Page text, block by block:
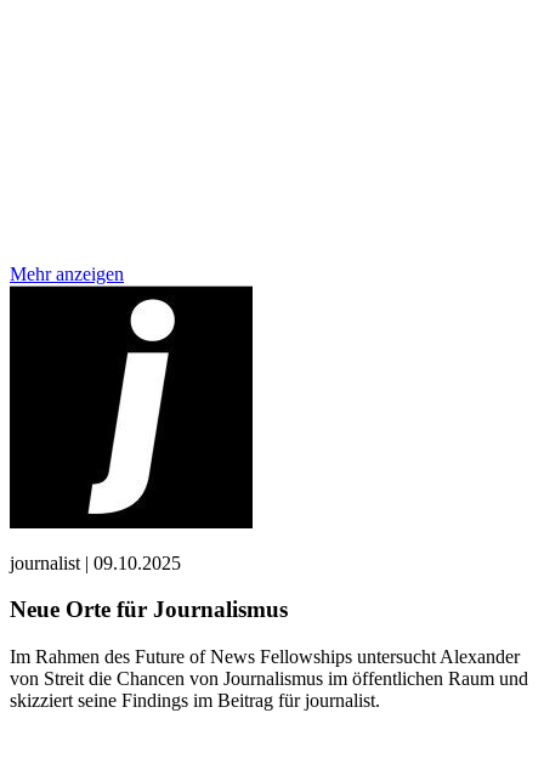
Mehr anzeigen
journalist | 09.10.2025
Neue Orte für Journalismus
Im Rahmen des Future of News Fellowships untersucht Alexander
von Streit die Chancen von Journalismus im öffentlichen Raum und
skizziert seine Findings im Beitrag für journalist.